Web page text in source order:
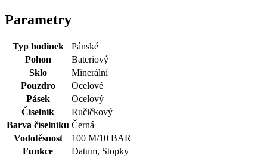
Parametry
Typ hodinek
Pánské
Pohon
Bateriový
Sklo
Minerální
Pouzdro
Ocelové
Pásek
Ocelový
Číselník
Ručičkový
Barva číselníku Černá
Vodotěsnost
100 M/10 BAR
Funkce
Datum, Stopky